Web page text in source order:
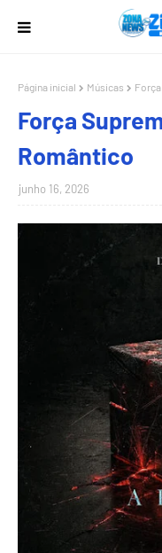
Página inicial Músicas
Força
Romântico
junho 16, 2026